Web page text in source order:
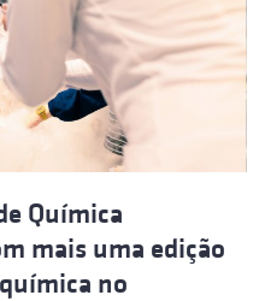
Química
mais uma edição
no